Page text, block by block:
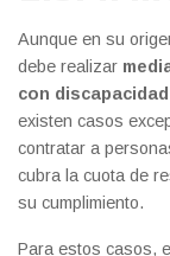
Aunque en su
debe realizar
con discapacidad
existen casos
contratar a
cubra la cuota de
su cumplimiento.
Para estos casos,